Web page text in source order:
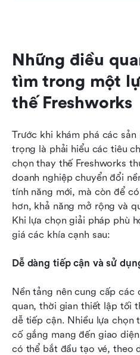
Những điều
tìm trong một
thế Freshworks
Trước khi khám phá các
trọng là phải hiểu các tiêu
chọn thay thế Freshworks
doanh nghiệp chuyển đổi
tính năng mới, mà còn để
hơn, khả năng mở rộng và
Khi lựa chọn giải pháp phù
giá các khía cạnh sau:
Dễ dàng tiếp cận và sử
Nền tảng nên cung cấp các
quan, thời gian thiết lập tối
dễ tiếp cận. Nhiều lựa chọn
cố gắng mang đến giao
có thể bắt đầu tạo vé, theo